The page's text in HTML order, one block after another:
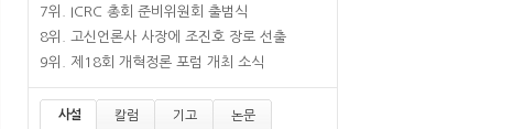
7위.
ICRC 총회 준비위원회 출범식
8위.
고신언론사 사장에 조진호 장로 선출
9위.
제18회 개혁정론 포럼 개최 소식
사설 칼럼 기고 논문